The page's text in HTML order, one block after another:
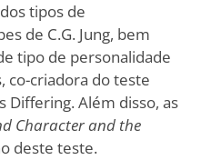
tipos de
de C.G. Jung, bem
tipo de personalidade
co-criadora do teste
Além disso, as
Character and the
deste teste.